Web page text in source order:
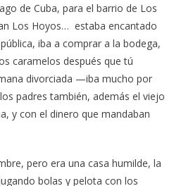
de Cuba, para el barrio de Los
Los Hoyos… estaba encantado
iba a comprar a la bodega,
caramelos después que tú
divorciada —iba mucho por
padres también, además el viejo
y con el dinero que mandaban
pero era una casa humilde, la
bolas y pelota con los